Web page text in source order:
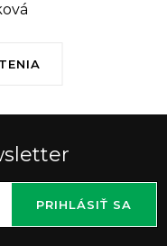
PRIHLÁSIŤ SA